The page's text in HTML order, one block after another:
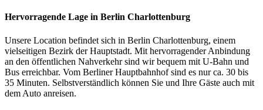
Hervorragende Lage in Berlin Charlottenburg
Unsere Location befindet sich in Berlin Charlottenburg, einem
vielseitigen Bezirk der Hauptstadt. Mit hervorragender Anbindung
an den öffentlichen Nahverkehr sind wir bequem mit U-Bahn und
Bus erreichbar. Vom Berliner Hauptbahnhof sind es nur ca. 30 bis
35 Minuten. Selbstverständlich können Sie und Ihre Gäste auch mit
dem Auto anreisen.